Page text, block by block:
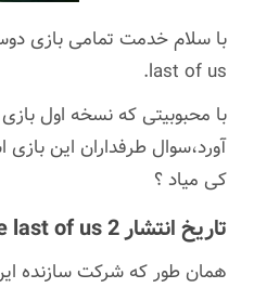
last of us.
با محبوبیتی که نسخه اول
آورد،سوال طرفداران این
کی میاد ؟
تاریخ انتشار the last of us 2